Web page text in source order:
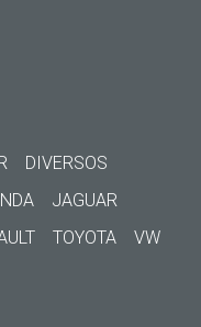
DIVERSOS
JAGUAR
TOYOTA
VW